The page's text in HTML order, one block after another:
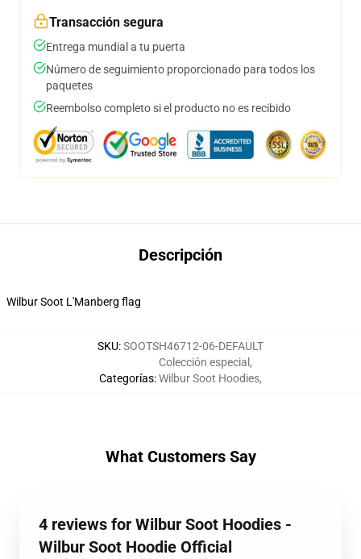
Transacción segura
Entrega mundial a tu puerta
Número de seguimiento proporcionado para todos los
paquetes
Reembolso completo si el producto no es recibido
Descripción
Wilbur Soot L'Manberg flag
SKU:SOOTSH46712-06-DEFAULT
Categorías:
Colección especial ,
Wilbur Soot Hoodies,
What Customers Say
4 reviews for Wilbur Soot Hoodies -
Wilbur Soot Hoodie Official